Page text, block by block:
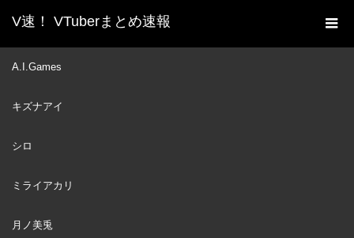
V速！ VTuberまとめ速報
A.I.Games
キズナアイ
シロ
ミライアカリ
月ノ美兎
ホーム
新着動画一覧
11